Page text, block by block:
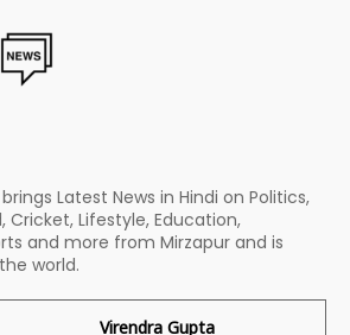
brings Latest News in Hindi on Politics,
Cricket, Lifestyle, Education,
and more from Mirzapur and is
world.
Virendra Gupta